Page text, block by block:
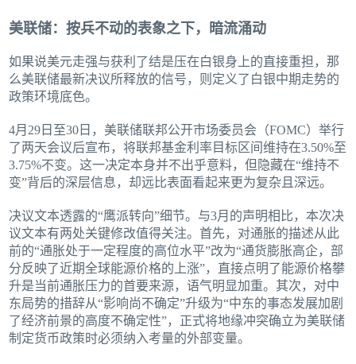
美联储：按兵不动的表象之下，暗流涌动
如果说美元走强与获利了结是压在白银身上的直接重担，那
么美联储最新决议所释放的信号，则定义了白银中期走势的
政策环境底色。
4月29日至30日，美联储联邦公开市场委员会（FOMC）举行
了两天会议后宣布，将联邦基金利率目标区间维持在3.50%至
3.75%不变。这一决定本身并不出乎意料，但隐藏在“维持不
变”背后的深层信息，却远比表面看起来更为复杂且深远。
决议文本透露的“鹰派转向”细节。与3月的声明相比，本次决
议文本有两处关键修改值得关注。首先，对通胀的描述从此
前的“通胀处于一定程度的高位水平”改为“通货膨胀高企，部
分反映了近期全球能源价格的上涨”，直接点明了能源价格攀
升是当前通胀压力的首要来源，语气明显加重。其次，对中
东局势的措辞从“影响尚不确定”升级为“中东的事态发展加剧
了经济前景的高度不确定性”，正式将地缘冲突确立为美联储
制定货币政策时必须纳入考量的外部变量。